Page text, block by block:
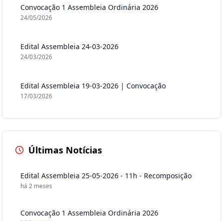
Convocação 1 Assembleia Ordinária 2026
24/05/2026
Edital Assembleia 24-03-2026
24/03/2026
Edital Assembleia 19-03-2026 | Convocação
17/03/2026
Últimas Notícias
Edital Assembleia 25-05-2026 - 11h - Recomposição
há 2 meses
Convocação 1 Assembleia Ordinária 2026